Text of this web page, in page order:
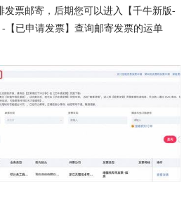
发票邮寄，后期您可以进入【千牛新版-
【已申请发票】查询邮寄发票的运单